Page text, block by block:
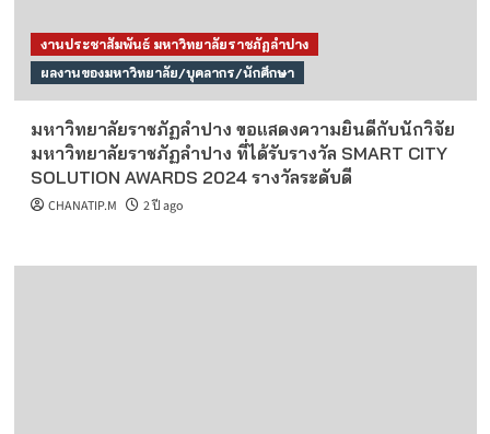
งานประชาสัมพันธ์ มหาวิทยาลัยราชภัฏลำปาง
ผลงานของมหาวิทยาลัย/บุคลากร/นักศึกษา
มหาวิทยาลัยราชภัฏลำปาง ขอแสดงความยินดีกับนักวิจัย
มหาวิทยาลัยราชภัฏลำปาง ที่ได้รับรางวัล SMART CITY
SOLUTION AWARDS 2024 รางวัลระดับดี
CHANATIP.M 2 ปี ago